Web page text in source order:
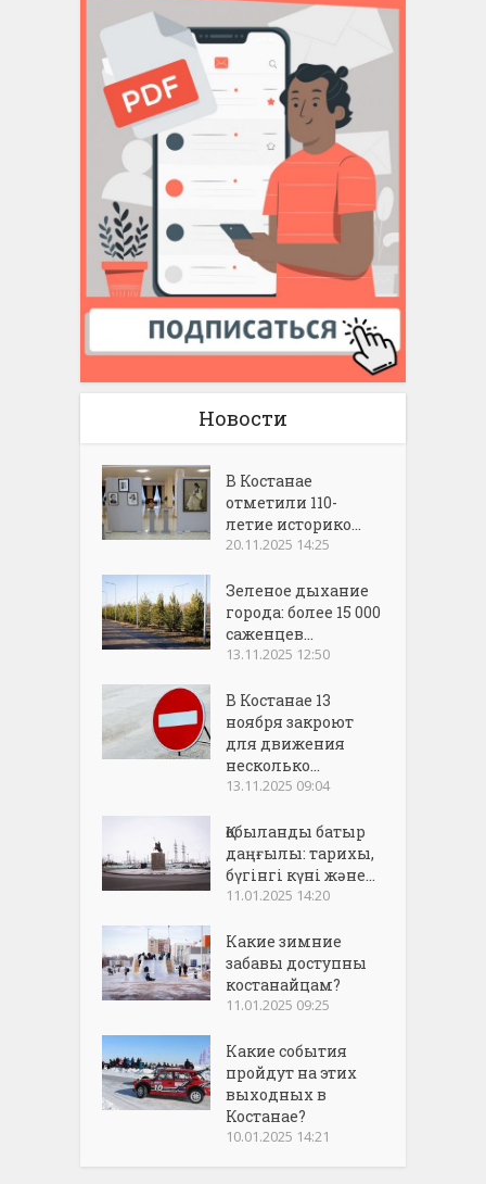
Новости
В Костанае
отметили 110-
летие историко...
20.11.2025 14:25
Зеленое дыхание
города: более 15 000
саженцев...
13.11.2025 12:50
В Костанае 13
ноября закроют
для движения
несколько...
13.11.2025 09:04
Қобыланды батыр
даңғылы: тарихы,
бүгінгі күні және...
11.01.2025 14:20
Какие зимние
забавы доступны
костанайцам?
11.01.2025 09:25
Какие события
пройдут на этих
выходных в
Костанае?
10.01.2025 14:21